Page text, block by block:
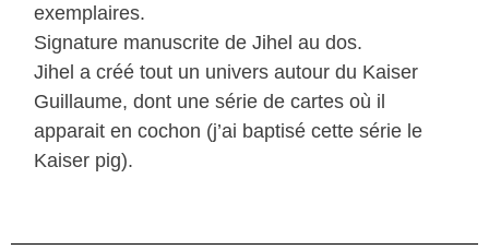
exemplaires.
Signature manuscrite de Jihel au dos.
Jihel a créé tout un univers autour du Kaiser
Guillaume, dont une série de cartes où il
apparait en cochon (j’ai baptisé cette série le
Kaiser pig).